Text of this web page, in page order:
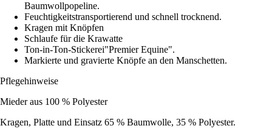
Baumwollpopeline.
Feuchtigkeitstransportierend und schnell trocknend.
Kragen mit Knöpfen
Schlaufe für die Krawatte
Ton-in-Ton-Stickerei"Premier Equine".
Markierte und gravierte Knöpfe an den Manschetten.
Pflegehinweise
Mieder aus 100 % Polyester
Kragen, Platte und Einsatz 65 % Baumwolle, 35 % Polyester.